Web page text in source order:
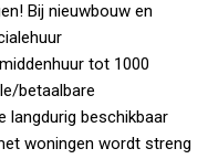
Bij nieuwbouw en
tot 1000
betaalbare
langdurig beschikbaar
woningen wordt streng